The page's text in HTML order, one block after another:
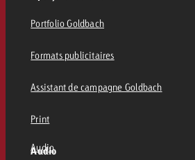
Portfolio Goldbach
Formats publicitaires
Assistant de campagne Goldbach
Print
Audio
Audio